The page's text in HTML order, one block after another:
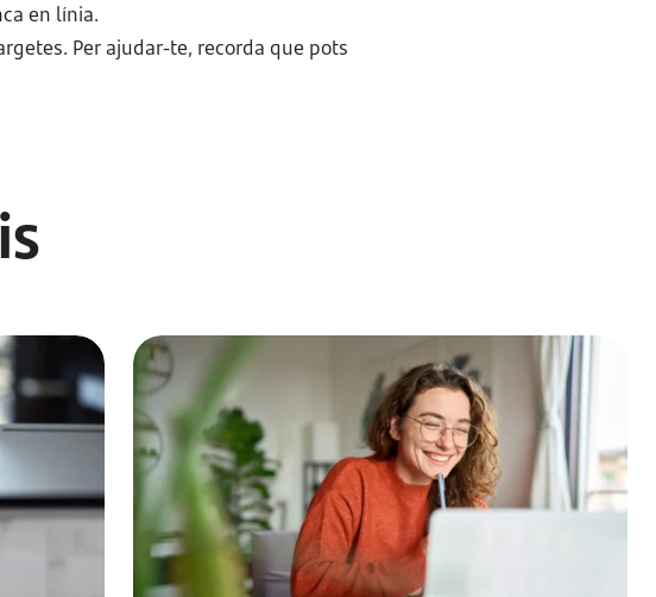
en línia.
Per ajudar-te, recorda que pots